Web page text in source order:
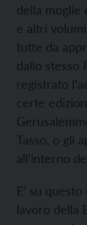
della moglie
e altri
tutte da
dallo stesso
registrato
certe
Tasso, o gli
all’interno
E’ su
lavoro della